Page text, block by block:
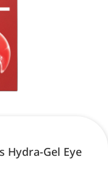
Hydra-Gel Eye